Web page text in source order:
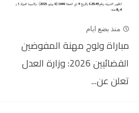
منذ بضع ايام
مباراة ولوج مهنة المفوضين
القضائيين 2026: وزارة العدل
تعلن عن...